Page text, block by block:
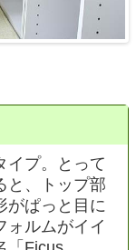
イプ。とって
と、トップ部
がぱっと目に
ォルムがイイ